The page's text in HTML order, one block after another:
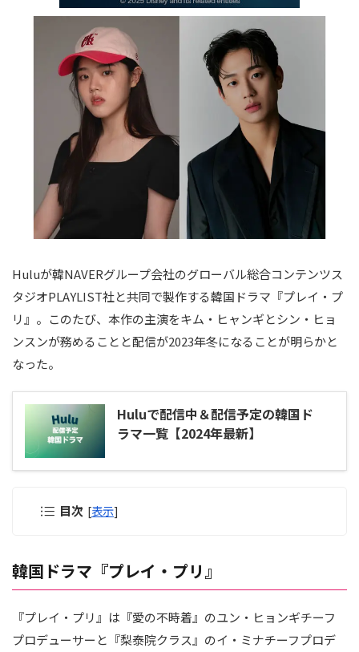
Huluが韓NAVERグループ会社のグローバル総合コンテンツス
タジオPLAYLIST社と共同で製作する韓国ドラマ『プレイ・プ
リ』。このたび、本作の主演をキム・ヒャンギとシン・ヒョ
ンスンが務めることと配信が2023年冬になることが明らかと
なった。
Huluで配信中＆配信予定の韓国ド
ラマ一覧【2024年最新】
目次 [表示]
韓国ドラマ『プレイ・プリ』
『プレイ・プリ』は『愛の不時着』のユン・ヒョンギチーフ
プロデューサーと『梨泰院クラス』のイ・ミナチーフプロデ